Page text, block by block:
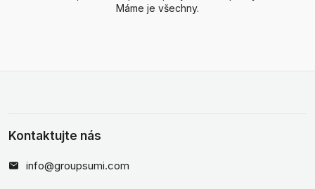
Máme je všechny.
Kontaktujte nás
info@groupsumi.com